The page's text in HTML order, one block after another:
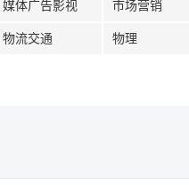
媒体广告影视 市场营销
物流交通 物理